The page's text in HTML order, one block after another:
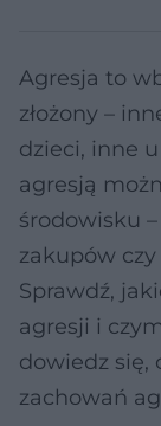
Agresja to
złożony –
dzieci, inne
agresją
środowisku
zakupów
Sprawdź,
agresji i
dowiedz się,
zachowań